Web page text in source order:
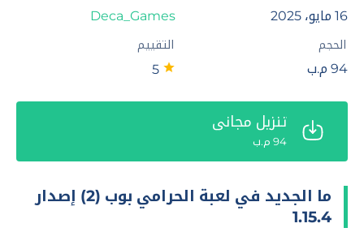
16 مايو، 2025 Deca_Games‏
الحجم
94 م.ب
التقييم
تنزيل مجاني
94 م.ب
ما الجديد في لعبة الحرامي بوب (2) إصدار
1.15.4